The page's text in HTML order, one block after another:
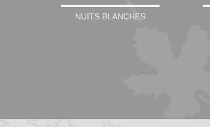
NUITS BLANCHES